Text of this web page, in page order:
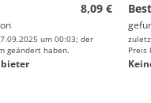
8,09 €
um 00:03; der
geändert haben.
Preis